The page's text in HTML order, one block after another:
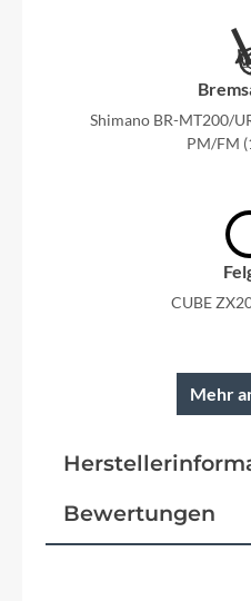
Shimano BR-MT200/
PM/FM
CUBE
AMF, Double Butted,
Mount, FM
Mehr
Bewertungen